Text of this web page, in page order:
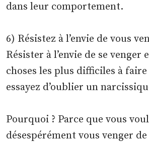
dans leur comportement.
6) Résistez à l’envie de vous
Résister à l’envie de se venger
choses les plus difficiles à
essayez d’oublier un
Pourquoi ? Parce que vous
désespérément vous venger